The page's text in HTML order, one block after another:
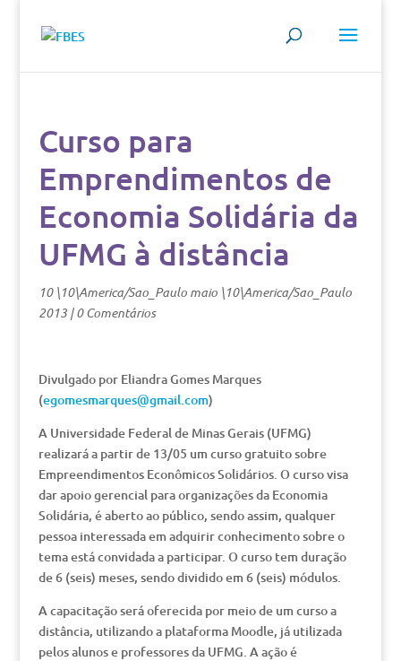
Curso para
Emprendimentos de
Economia Solidária da
UFMG à distância
10 \10\America/Sao_Paulo maio \10\America/Sao_Paulo
2013|0 Comentários
Divulgado por Eliandra Gomes Marques
(egomesmarques@gmail.com)
A Universidade Federal de Minas Gerais (UFMG)
realizará a partir de 13/05 um curso gratuito sobre
Empreendimentos Econômicos Solidários. O curso visa
dar apoio gerencial para organizações da Economia
Solidária, é aberto ao público, sendo assim, qualquer
pessoa interessada em adquirir conhecimento sobre o
tema está convidada a participar. O curso tem duração
de 6 (seis) meses, sendo dividido em 6 (seis) módulos.
A capacitação será oferecida por meio de um curso a
distância, utilizando a plataforma Moodle, já utilizada
pelos alunos e professores da UFMG. A ação é